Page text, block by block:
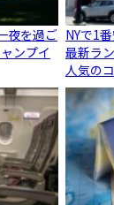
夜を過ご
ンプイ
NYで1
最新ラ
人気の